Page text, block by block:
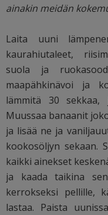
ainakin meidän
Laita uuni
kaurahiutaleet,
suola ja
maapähkinävoi ja
lämmitä 30 sekkaa,
Muussaa banaanit
ja lisää ne ja
kookosöljyn sekaan.
kaikki ainekset
ja kaada taikina
kerrokseksi pellille,
lastaa. Paista